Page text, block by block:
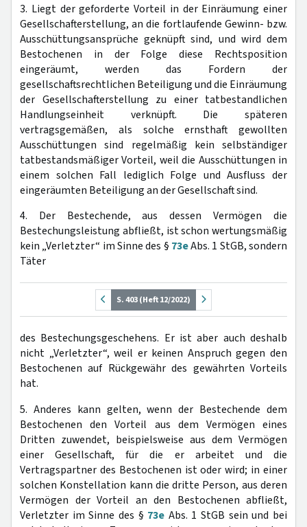
3. Liegt der geforderte Vorteil in der Einräumung einer
Gesellschafterstellung, an die fortlaufende Gewinn- bzw.
Ausschüttungsansprüche geknüpft sind, und wird dem
Bestochenen in der Folge diese Rechtsposition
eingeräumt, werden das Fordern der
gesellschaftsrechtlichen Beteiligung und die Einräumung
der Gesellschafterstellung zu einer tatbestandlichen
Handlungseinheit verknüpft. Die späteren
vertragsgemäßen, als solche ernsthaft gewollten
Ausschüttungen sind regelmäßig kein selbständiger
tatbestandsmäßiger Vorteil, weil die Ausschüttungen in
einem solchen Fall lediglich Folge und Ausfluss der
eingeräumten Beteiligung an der Gesellschaft sind.
4. Der Bestechende, aus dessen Vermögen die
Bestechungsleistung abfließt, ist schon wertungsmäßig
kein „Verletzter“ im Sinne des § 73eAbs. 1 StGB, sondern
Täter
S. 403 (Heft 12/2022)
des Bestechungsgeschehens. Er ist aber auch deshalb
nicht „Verletzter“, weil er keinen Anspruch gegen den
Bestochenen auf Rückgewähr des gewährten Vorteils
hat.
5. Anderes kann gelten, wenn der Bestechende dem
Bestochenen den Vorteil aus dem Vermögen eines
Dritten zuwendet, beispielsweise aus dem Vermögen
einer Gesellschaft, für die er arbeitet und die
Vertragspartner des Bestochenen ist oder wird; in einer
solchen Konstellation kann die dritte Person, aus deren
Vermögen der Vorteil an den Bestochenen abfließt,
Verletzter im Sinne des § 73e Abs. 1 StGB sein und bei